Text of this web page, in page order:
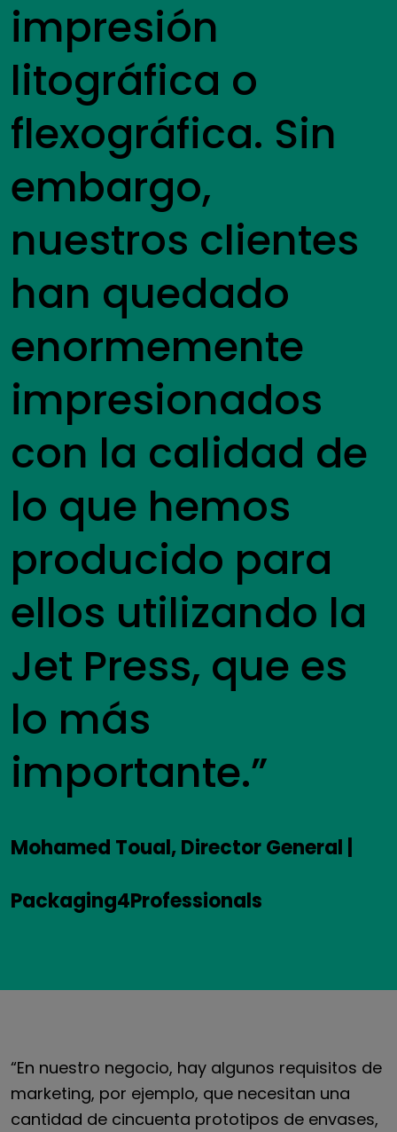
impresión
litográfica o
flexográfica. Sin
embargo,
nuestros clientes
han quedado
enormemente
impresionados
con la calidad de
lo que hemos
producido para
ellos utilizando la
Jet Press, que es
lo más
importante.”
Mohamed Toual, Director General |
Packaging4Professionals
“En nuestro negocio, hay algunos requisitos de
marketing, por ejemplo, que necesitan una
cantidad de cincuenta prototipos de envases,